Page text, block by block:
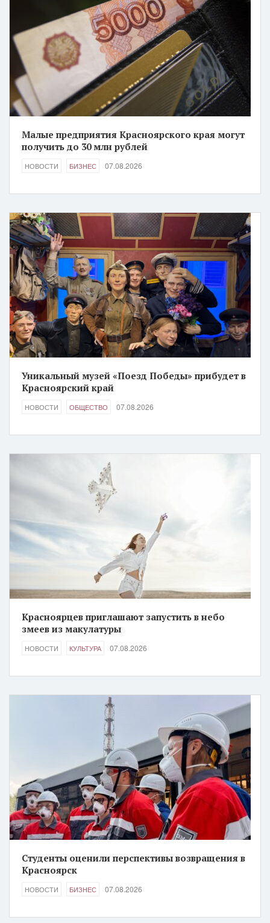
Малые предприятия Красноярского края могут
получить до 30 млн рублей
НОВОСТИ БИЗНЕС 07.08.2026
Уникальный музей «Поезд Победы» прибудет в
Красноярский край
НОВОСТИ ОБЩЕСТВО 07.08.2026
Красноярцев приглашают запустить в небо
змеев из макулатуры
НОВОСТИ КУЛЬТУРА 07.08.2026
Студенты оценили перспективы возвращения в
Красноярск
НОВОСТИ БИЗНЕС 07.08.2026